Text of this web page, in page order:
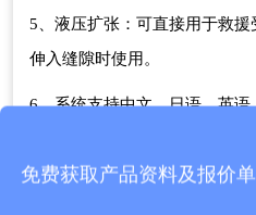
5、液压扩张：可直接用于救
伸入缝隙时使用。
6、系统支持中文、日语、英
免费获取产品资料及报价